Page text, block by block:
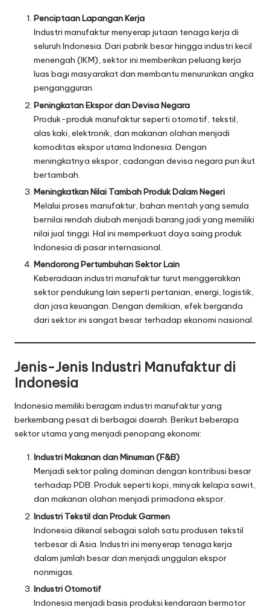
Penciptaan Lapangan Kerja
Industri manufaktur menyerap jutaan tenaga kerja di
seluruh Indonesia. Dari pabrik besar hingga industri kecil
menengah (IKM), sektor ini memberikan peluang kerja
luas bagi masyarakat dan membantu menurunkan angka
pengangguran.
Peningkatan Ekspor dan Devisa Negara
Produk-produk manufaktur seperti otomotif, tekstil,
alas kaki, elektronik, dan makanan olahan menjadi
komoditas ekspor utama Indonesia. Dengan
meningkatnya ekspor, cadangan devisa negara pun ikut
bertambah.
Meningkatkan Nilai Tambah Produk Dalam Negeri
Melalui proses manufaktur, bahan mentah yang semula
bernilai rendah diubah menjadi barang jadi yang memiliki
nilai jual tinggi. Hal ini memperkuat daya saing produk
Indonesia di pasar internasional.
Mendorong Pertumbuhan Sektor Lain
Keberadaan industri manufaktur turut menggerakkan
sektor pendukung lain seperti pertanian, energi, logistik,
dan jasa keuangan. Dengan demikian, efek berganda
dari sektor ini sangat besar terhadap ekonomi nasional.
Jenis-Jenis Industri Manufaktur di
Indonesia
Indonesia memiliki beragam industri manufaktur yang
berkembang pesat di berbagai daerah. Berikut beberapa
sektor utama yang menjadi penopang ekonomi:
Industri Makanan dan Minuman (F&B)
Menjadi sektor paling dominan dengan kontribusi besar
terhadap PDB. Produk seperti kopi, minyak kelapa sawit,
dan makanan olahan menjadi primadona ekspor.
Industri Tekstil dan Produk Garmen
Indonesia dikenal sebagai salah satu produsen tekstil
terbesar di Asia. Industri ini menyerap tenaga kerja
dalam jumlah besar dan menjadi unggulan ekspor
nonmigas.
Industri Otomotif
Indonesia menjadi basis produksi kendaraan bermotor